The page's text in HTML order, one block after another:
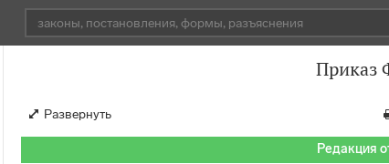
Приказ
Развернуть
Редакция